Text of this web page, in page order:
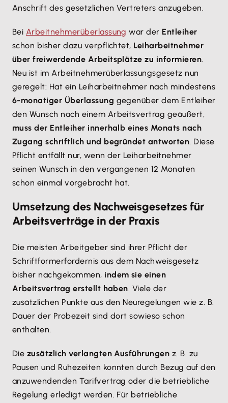
Anschrift des gesetzlichen Vertreters anzugeben.
Bei Arbeitnehmerüberlassung war der Entleiher
schon bisher dazu verpflichtet, Leiharbeitnehmer
über freiwerdende Arbeitsplätze zu informieren.
Neu ist im Arbeitnehmerüberlassungsgesetz nun
geregelt: Hat ein Leiharbeitnehmer nach mindestens
6-monatiger Überlassung gegenüber dem Entleiher
den Wunsch nach einem Arbeitsvertrag geäußert,
muss der Entleiher innerhalb eines Monats nach
Zugang schriftlich und begründet antworten. Diese
Pflicht entfällt nur, wenn der Leiharbeitnehmer
seinen Wunsch in den vergangenen 12 Monaten
schon einmal vorgebracht hat.
Umsetzung des Nachweisgesetzes für
Arbeitsverträge in der Praxis
Die meisten Arbeitgeber sind ihrer Pflicht der
Schriftformerfordernis aus dem Nachweisgesetz
bisher nachgekommen, indem sie einen
Arbeitsvertrag erstellt haben. Viele der
zusätzlichen Punkte aus den Neuregelungen wie z. B.
Dauer der Probezeit sind dort sowieso schon
enthalten.
Die zusätzlich verlangten Ausführungen z. B. zu
Pausen und Ruhezeiten konnten durch Bezug auf den
anzuwendenden Tarifvertrag oder die betriebliche
Regelung erledigt werden. Für betriebliche